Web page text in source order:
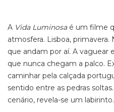
A Vida Luminosa é um filme
atmosfera. Lisboa,
que andam por aí. A vaguear
que nunca chegam a palco.
caminhar pela calçada
sentido entre as pedras
cenário, revela-se um labirinto.